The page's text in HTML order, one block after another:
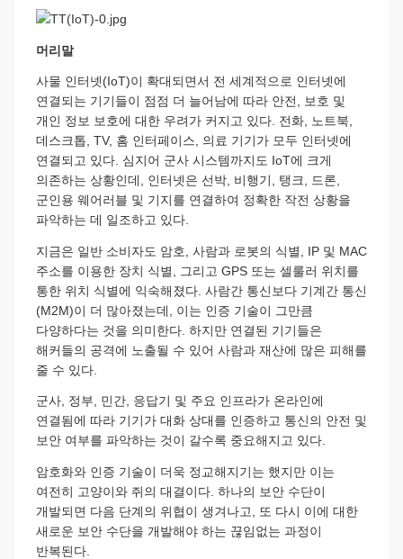
머리말
사물 인터넷(IoT)이 확대되면서 전 세계적으로 인터넷에
연결되는 기기들이 점점 더 늘어남에 따라 안전, 보호 및
개인 정보 보호에 대한 우려가 커지고 있다. 전화, 노트북,
데스크톱, TV, 홈 인터페이스, 의료 기기가 모두 인터넷에
연결되고 있다. 심지어 군사 시스템까지도 IoT에 크게
의존하는 상황인데, 인터넷은 선박, 비행기, 탱크, 드론,
군인용 웨어러블 및 기지를 연결하여 정확한 작전 상황을
파악하는 데 일조하고 있다.
지금은 일반 소비자도 암호, 사람과 로봇의 식별, IP 및 MAC
주소를 이용한 장치 식별, 그리고 GPS 또는 셀룰러 위치를
통한 위치 식별에 익숙해졌다. 사람간 통신보다 기계간 통신
(M2M)이 더 많아졌는데, 이는 인증 기술이 그만큼
다양하다는 것을 의미한다. 하지만 연결된 기기들은
해커들의 공격에 노출될 수 있어 사람과 재산에 많은 피해를
줄 수 있다.
군사, 정부, 민간, 응답기 및 주요 인프라가 온라인에
연결됨에 따라 기기가 대화 상대를 인증하고 통신의 안전 및
보안 여부를 파악하는 것이 갈수록 중요해지고 있다.
암호화와 인증 기술이 더욱 정교해지기는 했지만 이는
여전히 고양이와 쥐의 대결이다. 하나의 보안 수단이
개발되면 다음 단계의 위협이 생겨나고, 또 다시 이에 대한
새로운 보안 수단을 개발해야 하는 끊임없는 과정이
반복된다.